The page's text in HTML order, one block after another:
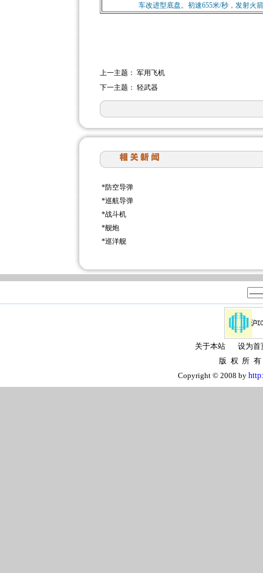
车改进型底盘。初速655米/秒，发射火
上一主题： 军用飞机
下一主题： 轻武器
*防空导弹
*巡航导弹
*战斗机
*舰炮
*巡洋舰